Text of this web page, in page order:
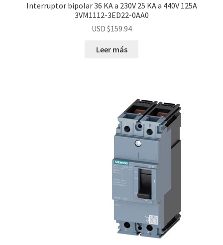
Interruptor bipolar 36 KA a 230V 25 KA a 440V 125A
3VM1112-3ED22-0AA0
USD $159.94
Leer más